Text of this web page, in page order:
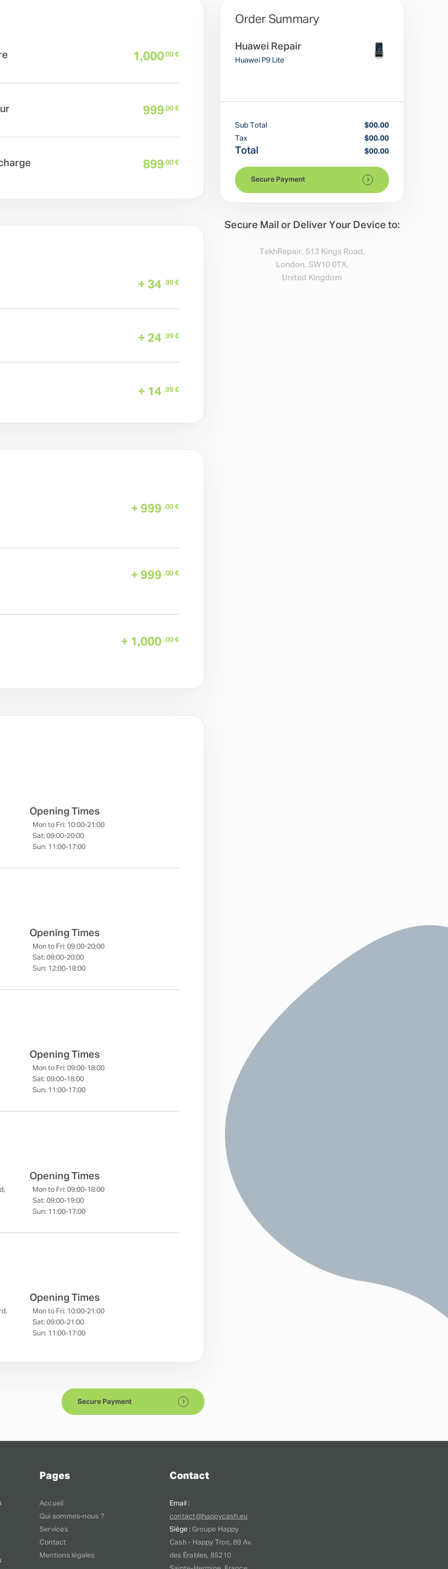
1,000.00 €
999.00 €
899.00 €
+ 34 .99 €
+ 24 .99 €
+ 14 .99 €
+ 999 .00 €
+ 999 .00 €
+ 1,000 .00 €
Opening Times
Mon to Fri: 10:00-21:00
Sat: 09:00-20:00
Sun: 11:00-17:00
Opening Times
Mon to Fri: 09:00-20:00
Sat: 09:00-20:00
Sun: 12:00-18:00
Opening Times
Mon to Fri: 09:00-18:00
Sat: 09:00-18:00
Sun: 11:00-17:00
Opening Times
Mon to Fri: 09:00-18:00
Sat: 09:00-19:00
Sun: 11:00-17:00
Opening Times
Mon to Fri: 10:00-21:00
Sat: 09:00-21:00
Sun: 11:00-17:00
Secure Payment
Order Summary
Huawei Repair
Huawei P9 Lite
Sub Total
$00.00
Tax
$00.00
Total $00.00
Secure Payment
Secure Mail or Deliver Your Device to:
TekhRepair, 513 Kings Road,
London, SW10 0TX,
United Kingdom
Pages
Accueil
Qui sommes-nous ?
Services
Contact
Mentions légales
Contact
Email :
contact@happycash.eu
Siège : Groupe Happy
Cash - Happy Troc, 89 Av.
des Érables, 85210